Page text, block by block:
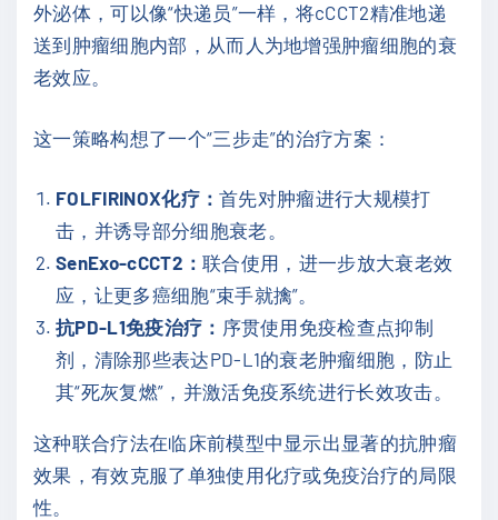
外泌体，可以像“快递员”一样，将cCCT2精准地递
送到肿瘤细胞内部，从而人为地增强肿瘤细胞的衰
老效应。
这一策略构想了一个“三步走”的治疗方案：
FOLFIRINOX化疗：首先对肿瘤进行大规模打
击，并诱导部分细胞衰老。
SenExo-cCCT2：联合使用，进一步放大衰老效
应，让更多癌细胞“束手就擒”。
抗PD-L1免疫治疗： 序贯使用免疫检查点抑制
剂，清除那些表达PD-L1的衰老肿瘤细胞，防止
其“死灰复燃”，并激活免疫系统进行长效攻击。
这种联合疗法在临床前模型中显示出显著的抗肿瘤
效果，有效克服了单独使用化疗或免疫治疗的局限
性。